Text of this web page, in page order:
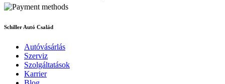
Schiller Autó Család
Autóvásárlás
Szerviz
Szolgáltatások
Karrier